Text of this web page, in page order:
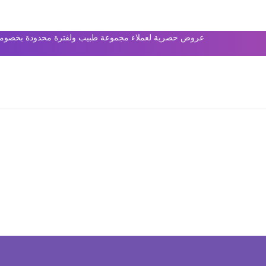
عروض حصرية لعملاء مجموعة طبيب ولفترة محدودة بخصومات